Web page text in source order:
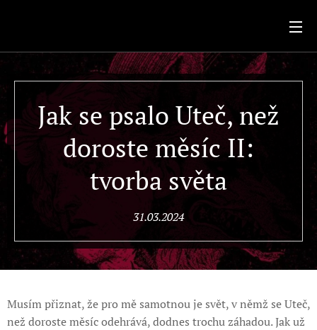
Jak se psalo Uteč, než
doroste měsíc II:
tvorba světa
31.03.2024
Musím přiznat, že pro mě samotnou je svět, v němž se Uteč,
než doroste měsíc odehrává, dodnes trochu záhadou. Jak už